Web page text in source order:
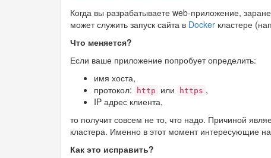
Когда вы разрабатываете web-приложение,
может служить запуск сайта в Docker кластере
Что меняется?
Если ваше приложение попробует определить:
имя хоста,
протокол:
http или https ,
IP адрес клиента,
то получит совсем не то, что надо. Причиной
кластера. Именно в этот момент интересующие
Как это исправить?